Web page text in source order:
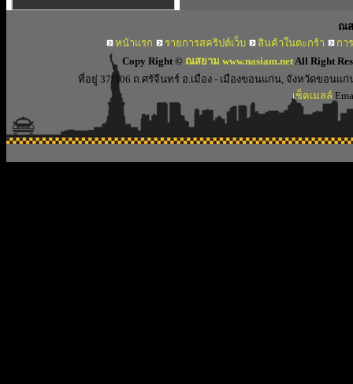
ณส
หน้าแรก
รายการสคริปต์เว็บ สินค้าในตะกร้า
กา
Copy Right © ณสยาม www.nasiam.netAll Right
ที่อยู่ 37/306 ถ.ศรัจีนทร์ อ.เมือง - เมืองขอนแก่น, จังหวัดขอนแก่
เช็คเมลล์